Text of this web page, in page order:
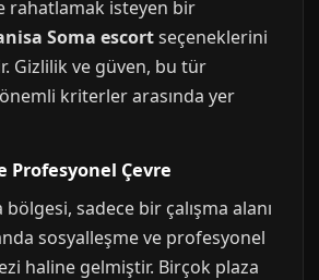
rahatlamak isteyen bir
Soma escortseçeneklerini
Gizlilik ve güven, bu tür
kriterler arasında yer
Profesyonel Çevre
sadece bir çalışma alanı
sosyalleşme ve profesyonel
haline gelmiştir. Birçok plaza